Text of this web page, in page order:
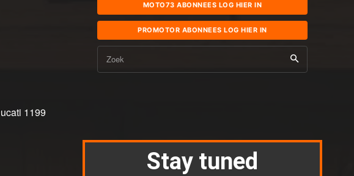
1199
MOTO73 ABONNEES LOG HIER IN
PROMOTOR ABONNEES LOG HIER IN
Zoek
Stay tuned